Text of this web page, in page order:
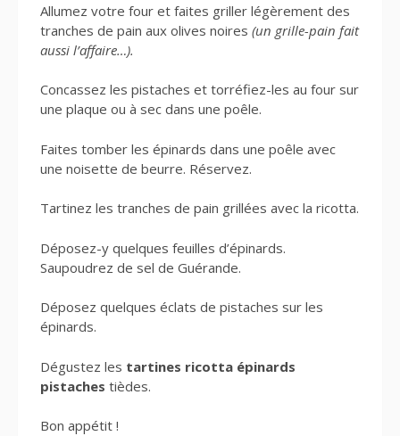
Allumez votre four et faites griller légèrement des
tranches de pain aux olives noires (un grille-pain fait
aussi l’affaire…).
Concassez les pistaches et torréfiez-les au four sur
une plaque ou à sec dans une poêle.
Faites tomber les épinards dans une poêle avec
une noisette de beurre. Réservez.
Tartinez les tranches de pain grillées avec la ricotta.
Déposez-y quelques feuilles d’épinards.
Saupoudrez de sel de Guérande.
Déposez quelques éclats de pistaches sur les
épinards.
Dégustez les tartines ricotta épinards
pistaches tièdes.
Bon appétit !